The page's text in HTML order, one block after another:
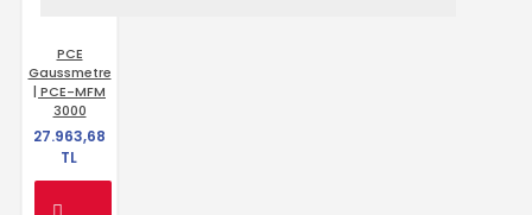
PCE
Gaussmetre
| PCE-MFM
3000
27.963,68
TL